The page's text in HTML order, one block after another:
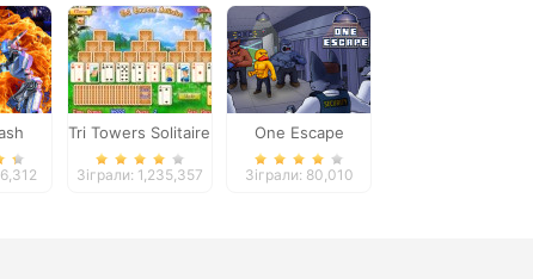
Tri Towers Solitaire
Зіграли: 1,235,357
One Escape
Зіграли: 80,010